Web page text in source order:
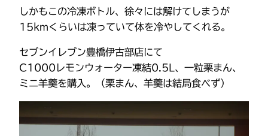
しかもこの冷凍ボトル、徐々には解けてしまうが
15kmくらいは凍っていて体を冷やしてくれる。
セブンイレブン豊橋伊古部店にて
C1000レモンウォーター凍結0.5L、一粒栗まん、
ミニ羊羹を購入。（栗まん、羊羹は結局食べず）